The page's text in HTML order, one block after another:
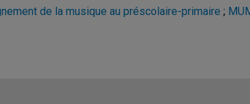
de la musique au préscolaire-primaire ;